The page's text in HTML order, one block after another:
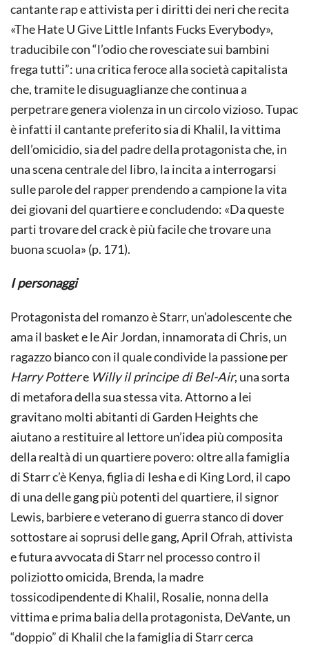
cantante rap e attivista per i diritti dei neri che recita
«The Hate U Give Little Infants Fucks Everybody»,
traducibile con “l’odio che rovesciate sui bambini
frega tutti”: una critica feroce alla società capitalista
che, tramite le disuguaglianze che continua a
perpetrare genera violenza in un circolo vizioso. Tupac
è infatti il cantante preferito sia di Khalil, la vittima
dell’omicidio, sia del padre della protagonista che, in
una scena centrale del libro, la incita a interrogarsi
sulle parole del rapper prendendo a campione la vita
dei giovani del quartiere e concludendo: «Da queste
parti trovare del crack è più facile che trovare una
buona scuola» (p. 171).
I personaggi
Protagonista del romanzo è Starr, un’adolescente che
ama il basket e le Air Jordan, innamorata di Chris, un
ragazzo bianco con il quale condivide la passione per
Harry Pottere Willy il principe di Bel-Air, una sorta
di metafora della sua stessa vita. Attorno a lei
gravitano molti abitanti di Garden Heights che
aiutano a restituire al lettore un’idea più composita
della realtà di un quartiere povero: oltre alla famiglia
di Starr c’è Kenya, figlia di Iesha e di King Lord, il capo
di una delle gang più potenti del quartiere, il signor
Lewis, barbiere e veterano di guerra stanco di dover
sottostare ai soprusi delle gang, April Ofrah, attivista
e futura avvocata di Starr nel processo contro il
poliziotto omicida, Brenda, la madre
tossicodipendente di Khalil, Rosalie, nonna della
vittima e prima balia della protagonista, DeVante, un
“doppio” di Khalil che la famiglia di Starr cerca